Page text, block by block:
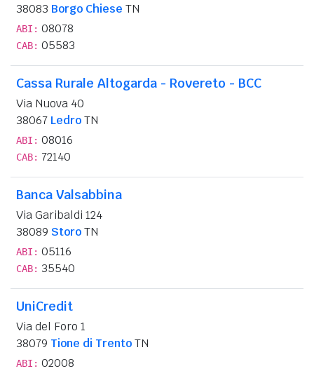
38083 Borgo Chiese TN
ABI: 08078
CAB: 05583
Cassa Rurale Altogarda - Rovereto - BCC
Via Nuova 40
38067 LedroTN
ABI: 08016
CAB: 72140
Banca Valsabbina
Via Garibaldi 124
38089 StoroTN
ABI: 05116
CAB: 35540
UniCredit
Via del Foro 1
38079 Tione di TrentoTN
ABI: 02008